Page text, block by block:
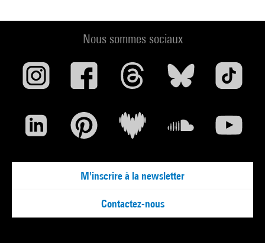
Nous sommes sociaux
M'inscrire à la newsletter
Contactez-nous